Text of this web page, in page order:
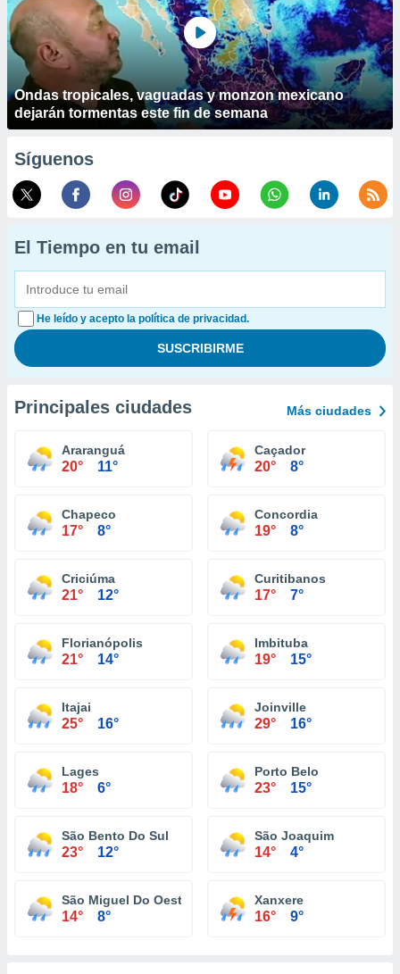
Ondas tropicales, vaguadas y monzon mexicano
dejarán tormentas este fin de semana
Síguenos
El Tiempo en tu email
He leído y acepto la política de privacidad.
Principales ciudades Más ciudades
Araranguá
20° 11°
Caçador
20° 8°
Chapeco
17° 8°
Concordia
19° 8°
Criciúma
21° 12°
Curitibanos
17° 7°
Florianópolis
21° 14°
Imbituba
19° 15°
Itajai
25° 16°
Joinville
29° 16°
Lages
18° 6°
Porto Belo
23° 15°
São Bento Do Sul
23° 12°
São Joaquim
14° 4°
São Miguel Do Oeste
14° 8°
Xanxere
16° 9°